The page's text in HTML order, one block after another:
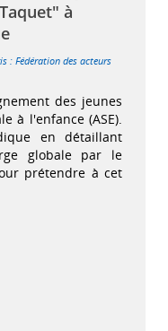
à
: Fédération des acteurs
des jeunes
à l'enfance (ASE).
en détaillant
globale par le
prétendre à cet